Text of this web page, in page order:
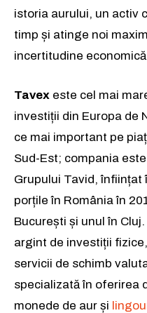
istoria aurului, un activ
timp și atinge noi
incertitudine
Tavex este cel mai
investiții din Europa de
ce mai important pe
Sud-Est; compania
Grupului Tavid, înființat
porțile în România în
București și unul în
argint de investiții
servicii de schimb
specializată în oferirea
monede de aur și